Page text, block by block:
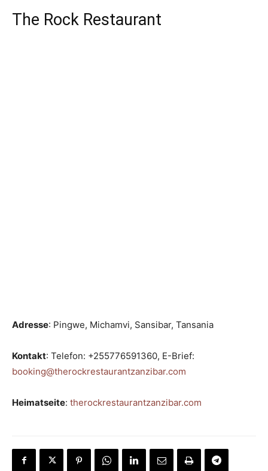
The Rock Restaurant
Adresse: Pingwe, Michamvi, Sansibar, Tansania
Kontakt: Telefon: +255776591360, E-Brief:
booking@therockrestaurantzanzibar.com
Heimatseite: therockrestaurantzanzibar.com